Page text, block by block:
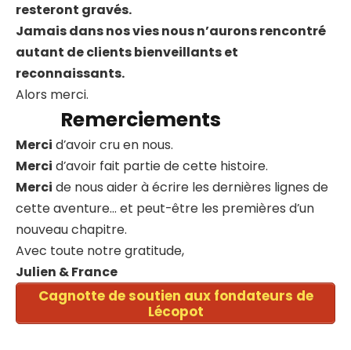
resteront gravés.
Jamais dans nos vies nous n’aurons rencontré
autant de clients bienveillants et
reconnaissants.
Alors merci.
Remerciements
Merci d’avoir cru en nous.
Merci d’avoir fait partie de cette histoire.
Merci de nous aider à écrire les dernières lignes de
cette aventure… et peut-être les premières d’un
nouveau chapitre.
Avec toute notre gratitude,
Julien & France
Cagnotte de soutien aux fondateurs de
Lécopot